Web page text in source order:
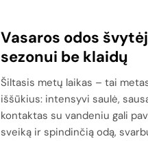
Vasaros odos
sezonui be klaidų
Šiltasis metų laikas – tai
iššūkius: intensyvi saulė,
kontaktas su vandeniu gali
sveiką ir spindinčią odą,